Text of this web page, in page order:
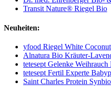
Transit Nature® Riegel Bio
Neuheiten:
yfood Riegel White Coconut
Alnatura Bio Kräuter-
tetesept Gelenke Weihrauch
tetesept Fertil Experte
Saint Charles Protein